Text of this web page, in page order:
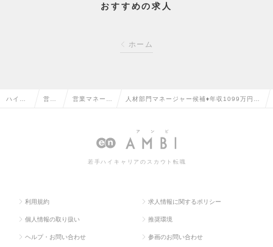
おすすめの求人
ホーム
ハイク 営業 営業マネージ 人材部門マネージャー候補♦年収1099万円超
領域立ち上げの求人情報
若手ハイキャリアのスカウト転職
利用規約 求人情報に関するポリシー
個人情報の取り扱い 推奨環境
ヘルプ・お問い合わせ 参画のお問い合わせ